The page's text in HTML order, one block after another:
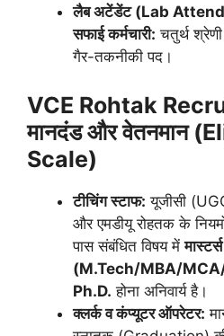
लैब अटेंडेंट (Lab
सफाई कर्मचारी: चतुर्थ
गैर-तकनीकी पद।
VCE Rohtak
मानदंड और वेतनमान
Scale)
टीचिंग स्टाफ: यूजीसी
और एमडीयू रोहतक के
पास संबंधित विषय में
(M.Tech/MBA/MCA/
Ph.D. होना अनिवार्य है।
क्लर्क व कंप्यूटर ऑपरेटर: